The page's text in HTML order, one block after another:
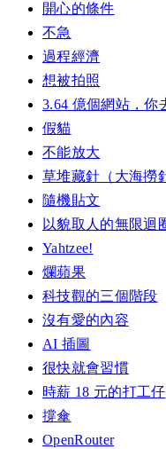
開心的條件
不急
過程經濟
想被拍照
3.64 億個網站，你
假貓
不能放大
草堆藏針（大海撈
隨機貼文
以貌取人的無限迴
Yahtzee!
爛蘋果
科技觀的三個階段
沒有愛的內容
AI 插圖
很快就會習慣
時薪 18 元的打工仔
撐傘
OpenRouter